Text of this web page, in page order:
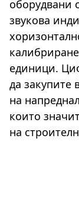
оборудвани
звукова
единици.
да
на
които
на